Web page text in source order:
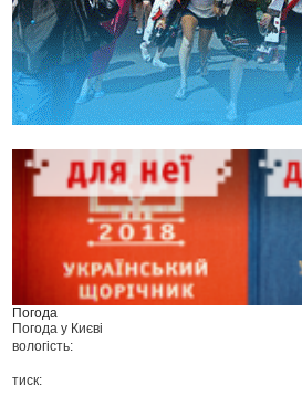
Погода
Погода у Києві
вологість:
тиск: